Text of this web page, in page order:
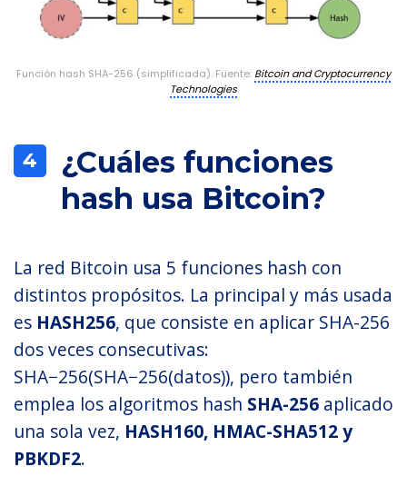
Función hash SHA-256 (simplificada). Fuente: Bitcoin and Cryptocurrency
Technologies
4
¿Cuáles funciones
hash usa Bitcoin?
La red Bitcoin usa 5 funciones hash con
distintos propósitos. La principal y más usada
es HASH256, que consiste en aplicar SHA-256
dos veces consecutivas:
SHA−256(SHA−256(datos)), pero también
emplea los algoritmos hash SHA-256 aplicado
una sola vez, HASH160, HMAC-SHA512 y
PBKDF2.